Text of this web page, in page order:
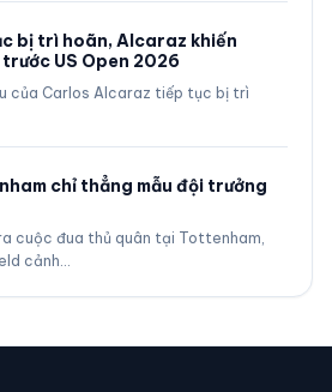
bị trì hoãn, Alcaraz khiến
US Open 2026
của Carlos Alcaraz tiếp tục bị trì
chỉ thẳng mẫu đội trưởng
cuộc đua thủ quân tại Tottenham,
cảnh…